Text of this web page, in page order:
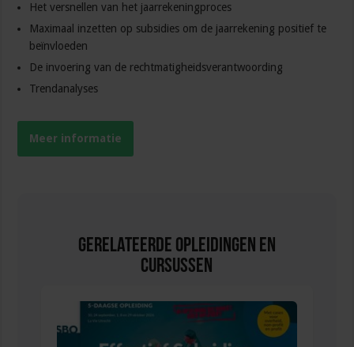
Het versnellen van het jaarrekeningproces
Maximaal inzetten op subsidies om de jaarrekening positief te
beïnvloeden
De invoering van de rechtmatigheidsverantwoording
Trendanalyses
Meer informatie
Gerelateerde Opleidingen en
Cursussen